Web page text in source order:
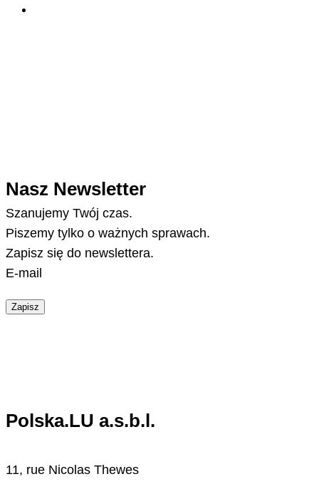
Nasz Newsletter
Szanujemy Twój czas.
Piszemy tylko o ważnych sprawach.
Zapisz się do newslettera.
E-mail
Zapisz
Polska.LU a.s.b.l.
11, rue Nicolas Thewes